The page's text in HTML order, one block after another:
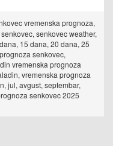
vremenska prognoza,
senkovec weather,
15 dana, 20 dana, 25
senkovec,
vremenska prognoza
vremenska prognoza
jul, avgust, septembar,
senkovec 2025